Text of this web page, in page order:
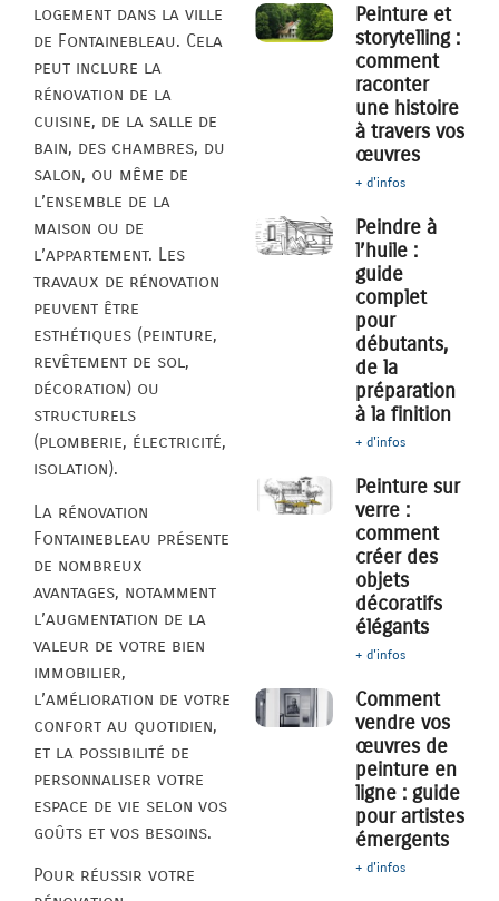
logement dans la ville
de Fontainebleau. Cela
peut inclure la
rénovation de la
cuisine, de la salle de
bain, des chambres, du
salon, ou même de
l’ensemble de la
maison ou de
l’appartement. Les
travaux de rénovation
peuvent être
esthétiques (peinture,
revêtement de sol,
décoration) ou
structurels
(plomberie, électricité,
isolation).
La rénovation
Fontainebleau présente
de nombreux
avantages, notamment
l’augmentation de la
valeur de votre bien
immobilier,
l’amélioration de votre
confort au quotidien,
et la possibilité de
personnaliser votre
espace de vie selon vos
goûts et vos besoins.
Pour réussir votre
Peinture et
storytelling :
comment
raconter
une histoire
à travers vos
œuvres
+ d'infos
Peindre à
l’huile :
guide
complet
pour
débutants,
de la
préparation
à la finition
+ d'infos
Peinture sur
verre :
comment
créer des
objets
décoratifs
élégants
+ d'infos
Comment
vendre vos
œuvres de
peinture en
ligne : guide
pour artistes
émergents
+ d'infos